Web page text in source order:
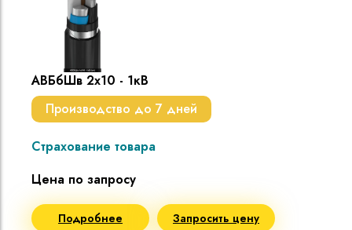
АВБбШв 2х10 - 1кВ
Производство до 7 дней
Страхование товара
Цена по запросу
Подробнее Запросить цену